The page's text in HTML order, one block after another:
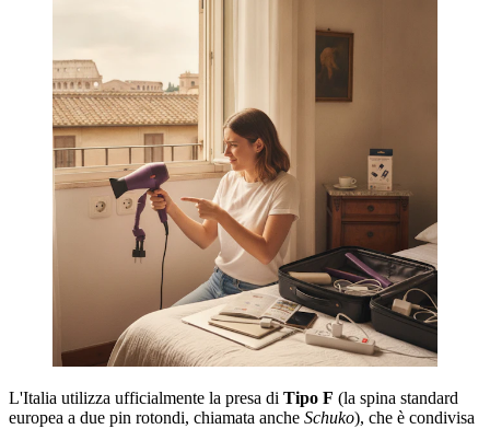
L'Italia utilizza ufficialmente la presa di Tipo F (la spina standard
europea a due pin rotondi, chiamata anche Schuko), che è condivisa